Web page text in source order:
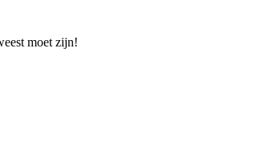
moet zijn!